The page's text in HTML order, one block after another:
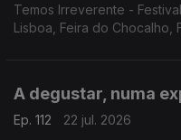
Temos Irreverente -
Lisboa, Feira do Chocalho,
A degustar, numa
Ep. 112
22 jul. 2026